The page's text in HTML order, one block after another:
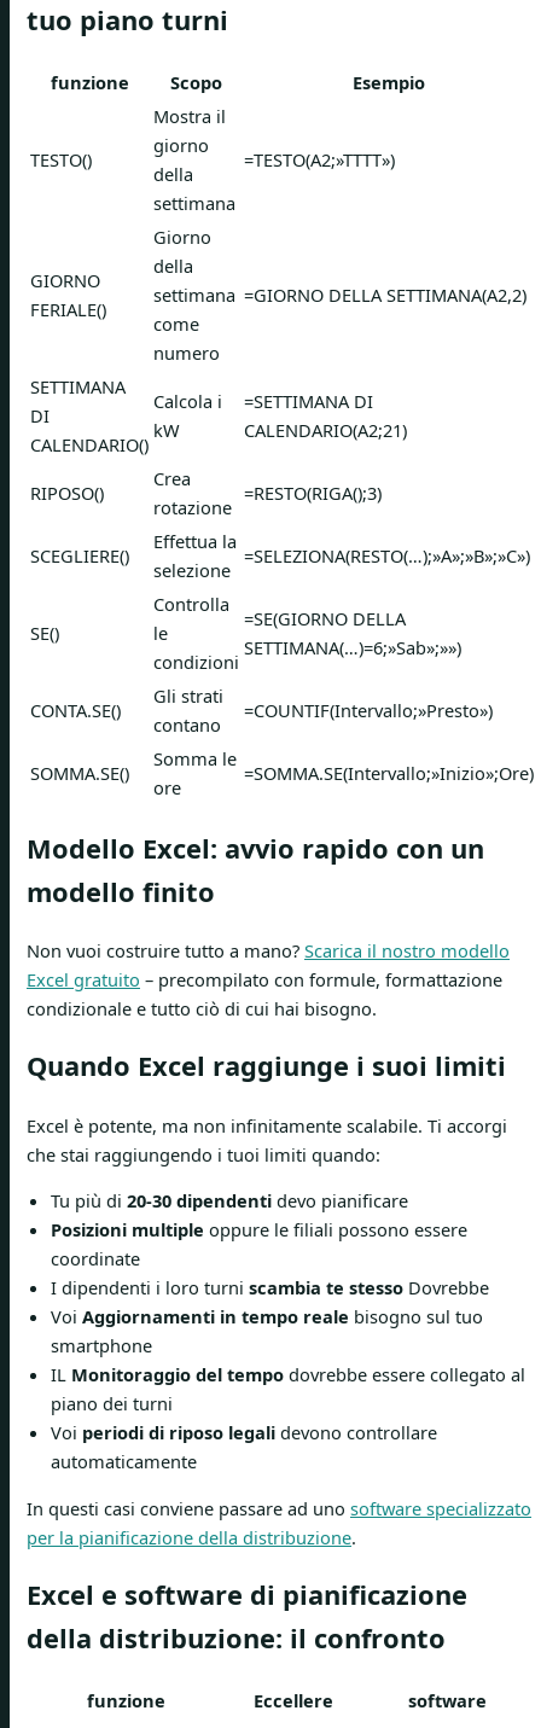
tuo piano turni
funzione Scopo Esempio
TESTO()
Mostra il
giorno
della
settimana
=TESTO(A2;»TTTT»)
GIORNO
FERIALE()
Giorno
della
settimana
come
numero
=GIORNO DELLA SETTIMANA(A2,2)
SETTIMANA
DI
CALENDARIO()
Calcola i
kW
=SETTIMANA DI
CALENDARIO(A2;21)
RIPOSO()
Crea
rotazione
=RESTO(RIGA();3)
SCEGLIERE()
Effettua la
selezione
=SELEZIONA(RESTO(…);»A»;»B»;»C»)
SE()
Controlla
le
condizioni
=SE(GIORNO DELLA
SETTIMANA(…)=6;»Sab»;»»)
CONTA.SE()
Gli strati
contano
=COUNTIF(Intervallo;»Presto»)
SOMMA.SE()
Somma le
ore
=SOMMA.SE(Intervallo;»Inizio»;Ore)
Modello Excel: avvio rapido con un
modello finito
Non vuoi costruire tutto a mano? Scarica il nostro modello
Excel gratuito – precompilato con formule, formattazione
condizionale e tutto ciò di cui hai bisogno.
Quando Excel raggiunge i suoi limiti
Excel è potente, ma non infinitamente scalabile. Ti accorgi
che stai raggiungendo i tuoi limiti quando:
Tu più di 20-30 dipendenti devo pianificare
Posizioni multiple oppure le filiali possono essere
coordinate
I dipendenti i loro turni scambia te stesso Dovrebbe
Voi Aggiornamenti in tempo reale bisogno sul tuo
smartphone
IL Monitoraggio del tempo dovrebbe essere collegato al
piano dei turni
Voi periodi di riposo legali devono controllare
automaticamente
In questi casi conviene passare ad uno software specializzato
per la pianificazione della distribuzione.
Excel e software di pianificazione
della distribuzione: il confronto
funzione Eccellere
software